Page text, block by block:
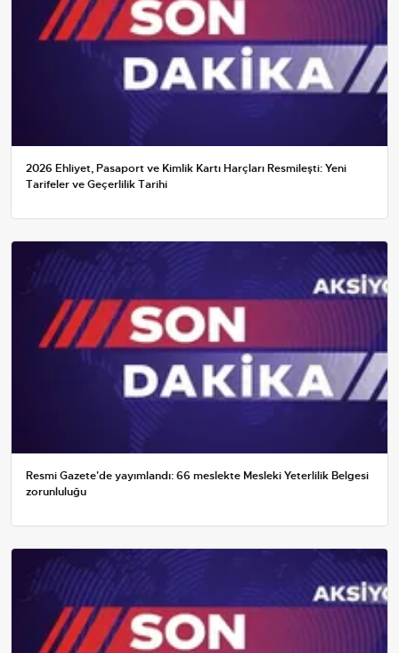
2026 Ehliyet, Pasaport ve Kimlik Kartı Harçları Resmileşti: Yeni
Tarifeler ve Geçerlilik Tarihi
Resmi Gazete'de yayımlandı: 66 meslekte Mesleki Yeterlilik Belgesi
zorunluluğu